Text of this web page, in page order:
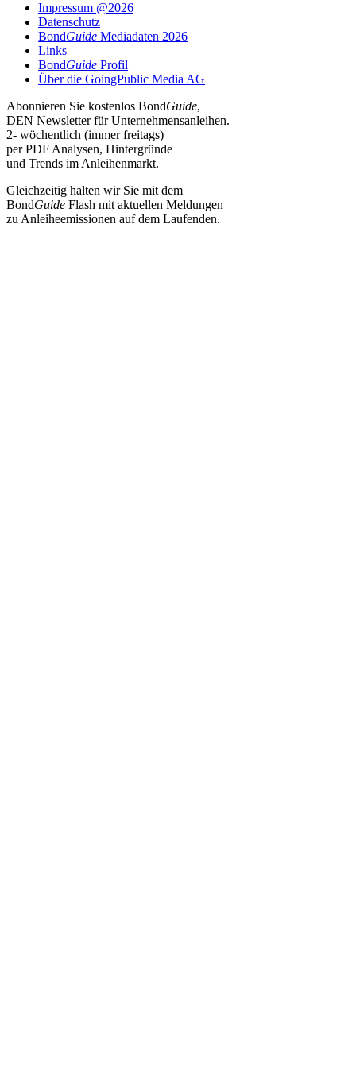
Impressum @2026
Datenschutz
BondGuide Mediadaten 2026
Links
BondGuide Profil
Über die GoingPublic Media AG
Abonnieren Sie kostenlos BondGuide,
DEN Newsletter für Unternehmensanleihen.
2- wöchentlich (immer freitags)
per PDF Analysen, Hintergründe
und Trends im Anleihenmarkt.
Gleichzeitig halten wir Sie mit dem
BondGuide Flash mit aktuellen Meldungen
zu Anleiheemissionen auf dem Laufenden.